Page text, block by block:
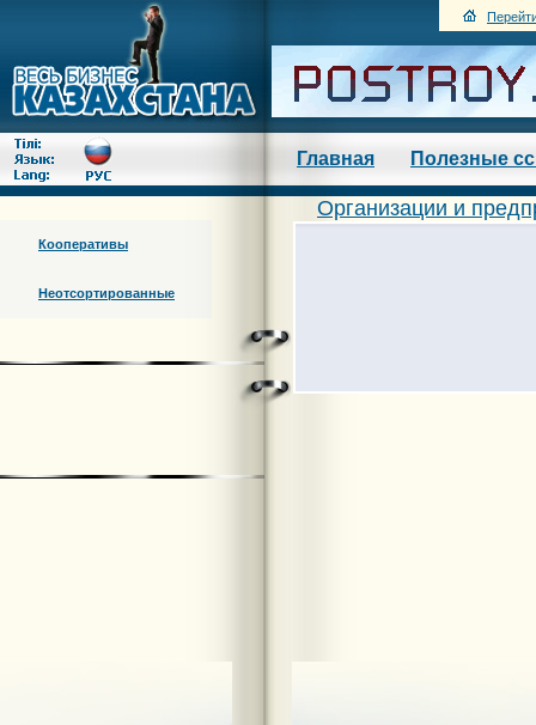
Главная Полезные
Кооперативы
Неотсортированные
Организации и